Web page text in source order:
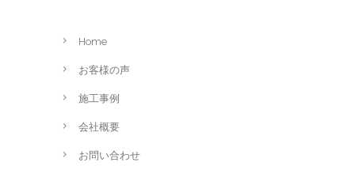
Home
お客様の声
施工事例
会社概要
お問い合わせ